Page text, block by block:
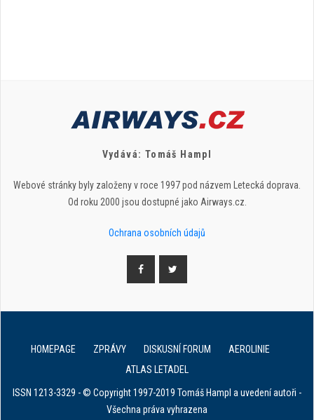
Vydává: Tomáš Hampl
Webové stránky byly založeny v roce 1997 pod názvem Letecká doprava.
Od roku 2000 jsou dostupné jako Airways.cz.
Ochrana osobních údajů
HOMEPAGE ZPRÁVY DISKUSNÍ FORUM
AEROLINIE
ATLAS LETADEL
ISSN 1213-3329 - © Copyright 1997-2019 Tomáš Hampl a uvedení autoři -
Všechna práva vyhrazena